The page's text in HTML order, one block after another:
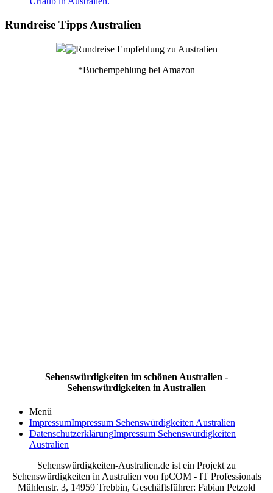
Rundreise Tipps Australien
*Buchempehlung bei Amazon
Sehenswürdigkeiten im schönen Australien -
Sehenswürdigkeiten in Australien
Menü
ImpressumImpressum Sehenswürdigkeiten Australien
DatenschutzerklärungImpressum Sehenswürdigkeiten
Australien
Sehenswürdigkeiten-Australien.de ist ein Projekt zu
Sehenswürdigkeiten in Australien von fpCOM - IT Professionals
Mühlenstr. 3, 14959 Trebbin, Geschäftsführer: Fabian Petzold